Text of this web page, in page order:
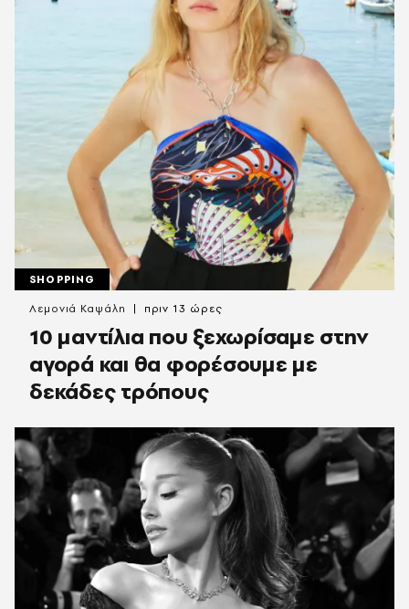
SHOPPING
10 μαντίλια που ξεχωρίσαμε στην
αγορά και θα φορέσουμε με
δεκάδες τρόπους
Λεμονιά Καψάλη πριν 13 ώρες